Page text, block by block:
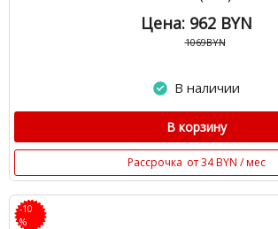
Цена: 962 BYN
1069BYN
В наличии
В корзину
Рассрочка от 34 BYN / мес
-10
%